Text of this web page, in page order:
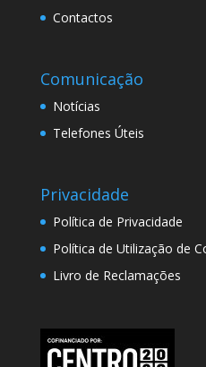
Contactos
Comunicação
Notícias
Telefones Úteis
Privacidade
Política de Privacidade
Política de Utilização de
Livro de Reclamações